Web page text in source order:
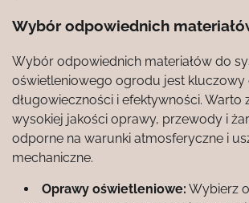
Wybór odpowiednich
Wybór odpowiednich materiałów do
oświetleniowego ogrodu jest kluczowy
długowieczności i efektywności. Warto
wysokiej jakości oprawy, przewody i
odporne na warunki atmosferyczne i
mechaniczne.
Oprawy oświetleniowe: Wybierz